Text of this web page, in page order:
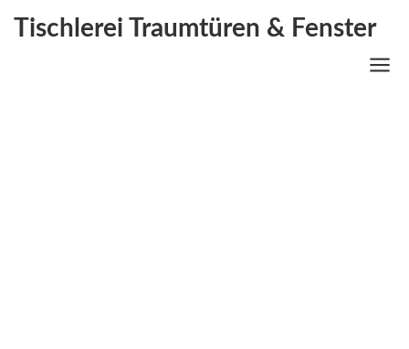
Tischlerei Traumtüren & Fenster